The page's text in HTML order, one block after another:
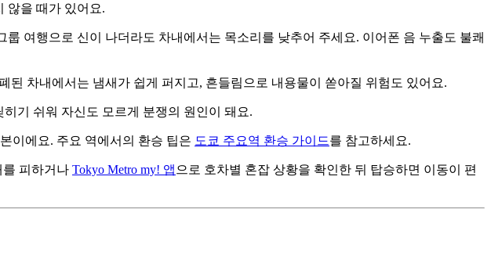
않을 때가 있어요.
여행으로 신이 나더라도 차내에서는 목소리를 낮추어 주세요. 이어폰 음 누출도 불쾌
차내에서는 냄새가 쉽게 퍼지고, 흔들림으로 내용물이 쏟아질 위험도 있어요.
기 쉬워 자신도 모르게 분쟁의 원인이 돼요.
이에요. 주요 역에서의 환승 팁은 도쿄 주요역 환승 가이드를 참고하세요.
를 피하거나 Tokyo Metro my! 앱 으로 호차별 혼잡 상황을 확인한 뒤 탑승하면 이동이 편